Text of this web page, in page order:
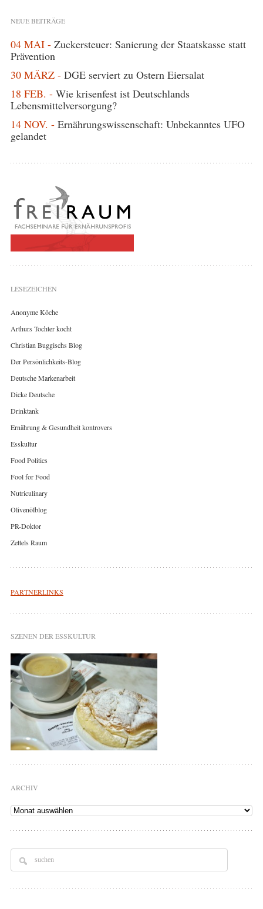
NEUE BEITRÄGE
04 MAI - Zuckersteuer: Sanierung der Staatskasse statt
Prävention
30 MÄRZ - DGE serviert zu Ostern Eiersalat
18 FEB. - Wie krisenfest ist Deutschlands
Lebensmittelversorgung?
14 NOV. - Ernährungswissenschaft: Unbekanntes UFO
gelandet
LESEZEICHEN
Anonyme Köche
Arthurs Tochter kocht
Christian Buggischs Blog
Der Persönlichkeits-Blog
Deutsche Markenarbeit
Dicke Deutsche
Drinktank
Ernährung & Gesundheit kontrovers
Esskultur
Food Politics
Fool for Food
Nutriculinary
Olivenölblog
PR-Doktor
Zettels Raum
PARTNERLINKS
SZENEN DER ESSKULTUR
ARCHIV
Archiv